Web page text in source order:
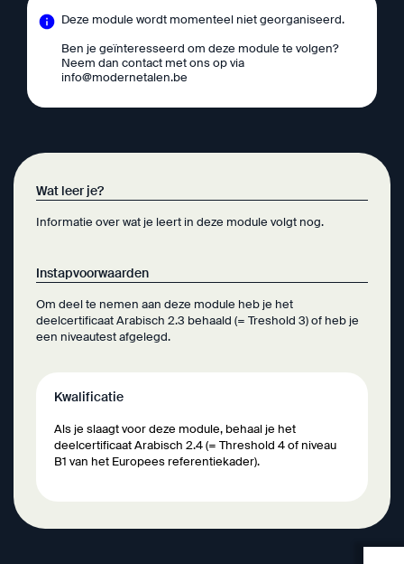
Deze module wordt momenteel niet georganiseerd.
Ben je geïnteresseerd om deze module te volgen?
Neem dan contact met ons op via
info@modernetalen.be
Wat leer je?
Informatie over wat je leert in deze module volgt nog.
Instapvoorwaarden
Om deel te nemen aan deze module heb je het
deelcertificaat Arabisch 2.3 behaald (= Treshold 3) of heb je
een niveautest afgelegd.
Kwalificatie
Als je slaagt voor deze module, behaal je het
deelcertificaat Arabisch 2.4 (= Threshold 4 of niveau
B1 van het Europees referentiekader).